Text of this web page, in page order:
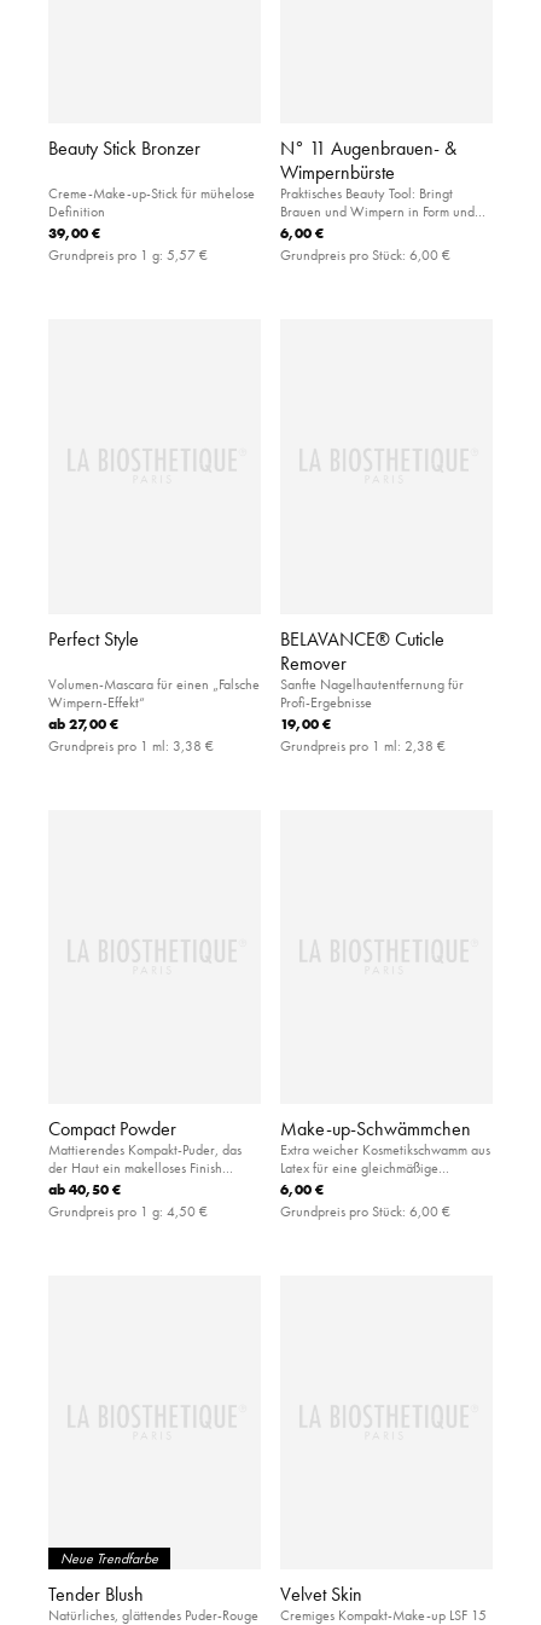
Beauty Stick Bronzer
Creme-Make-up-Stick für mühelose
Definition
39,00 €
Grundpreis pro 1 g: 5,57 €
N° 11 Augenbrauen- &
Wimpernbürste
Praktisches Beauty Tool: Bringt
Brauen und Wimpern in Form und
entfernt überschüssigen Puder von
den Augenbrauen.
6,00 €
Grundpreis pro Stück: 6,00 €
Perfect Style
Volumen-Mascara für einen „Falsche
Wimpern-Effekt“
ab27,00 €
Grundpreis pro 1 ml: 3,38 €
BELAVANCE® Cuticle
Remover
Sanfte Nagelhautentfernung für
Profi-Ergebnisse
19,00 €
Grundpreis pro 1 ml: 2,38 €
Compact Powder
Mattierendes Kompakt-Puder, das
der Haut ein makelloses Finish
verleiht
ab40,50 €
Grundpreis pro 1 g: 4,50 €
Make-up-Schwämmchen
Extra weicher Kosmetikschwamm aus
Latex für eine gleichmäßige
Applikation von flüssiger und
pudriger Foundation
6,00 €
Grundpreis pro Stück: 6,00 €
Neue Trendfarbe
Tender Blush
Natürliches, glättendes Puder-Rouge
Velvet Skin
Cremiges Kompakt-Make-up LSF 15